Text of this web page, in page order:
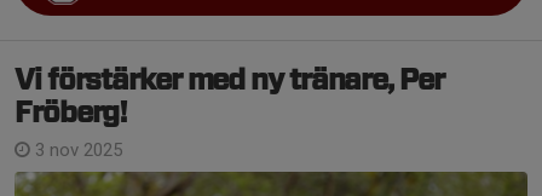
Vi förstärker med ny tränare, Per
Fröberg!
3 nov 2025